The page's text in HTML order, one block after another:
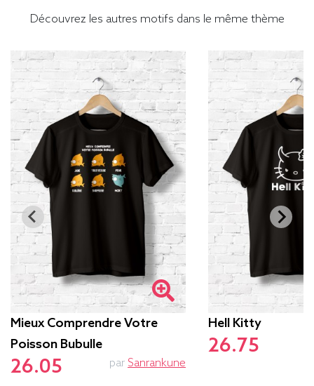
Découvrez les autres motifs dans le même thème
Mieux Comprendre Votre
Poisson Bubulle
26.05 par Sanrankune
Hell Kitty
26.75